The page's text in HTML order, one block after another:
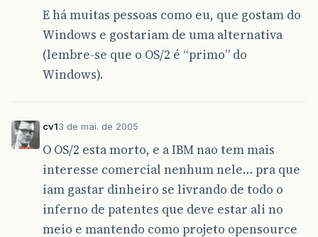
E há muitas pessoas como eu, que gostam do
Windows e gostariam de uma alternativa
(lembre-se que o OS/2 é “primo” do
Windows).
cv13 de mai. de 2005
O OS/2 esta morto, e a IBM nao tem mais
interesse comercial nenhum nele… pra que
iam gastar dinheiro se livrando de todo o
inferno de patentes que deve estar ali no
meio e mantendo como projeto opensource